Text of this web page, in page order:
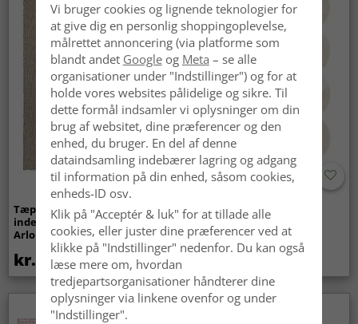
Tæpper til
indendørs/udendørs brug -
Arlo (beige)
kr.439
Bølget ryatæppe - Aranga
Super Soft Fur (beige)
Vi bruger cookies og lignende teknologier for
at give dig en personlig shoppingoplevelse,
målrettet annoncering (via platforme som
blandt andet Googleog Meta – se alle
organisationer under "Indstillinger") og for at
holde vores websites pålidelige og sikre. Til
dette formål indsamler vi oplysninger om din
brug af websitet, dine præferencer og den
enhed, du bruger. En del af denne
dataindsamling indebærer lagring og adgang
til information på din enhed, såsom cookies,
enheds-ID osv.
Klik på "Acceptér & luk" for at tillade alle
cookies, eller juster dine præferencer ved at
klikke på "Indstillinger" nedenfor. Du kan også
læse mere om, hvordan
tredjepartsorganisationer håndterer dine
oplysninger via linkene ovenfor og under
"Indstillinger".